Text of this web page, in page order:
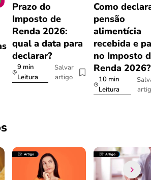
Prazo do
Imposto de
Renda 2026:
qual a data para
declarar?
9 min
Leitura
Salvar
artigo
Como
pensão
alimentícia
recebida e
no Imposto
Renda
10 min
Leitura